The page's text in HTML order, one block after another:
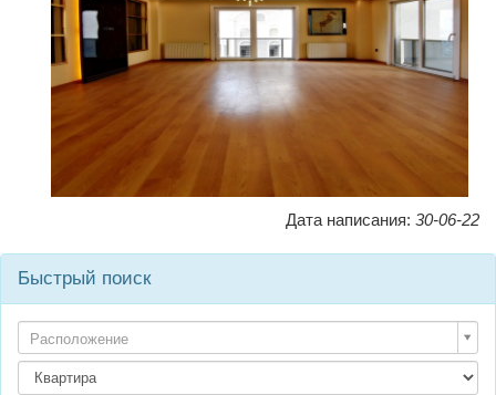
Дата написания: 30-06-22
Быстрый поиск
Расположение